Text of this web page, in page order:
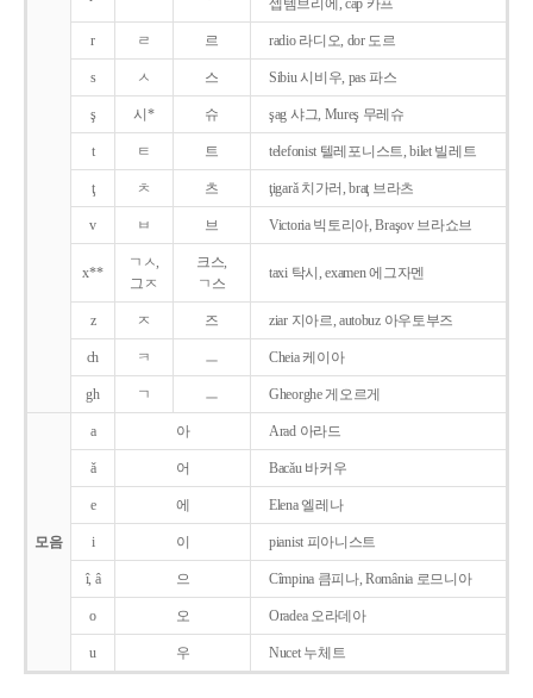
셉템브리에, cap 카프
r ㄹ 르 radio 라디오, dor 도르
s ㅅ 스 Sibiu 시비우, pas 파스
ş 시* 슈 şag 샤그, Mureş 무레슈
t ㅌ 트 telefonist 텔레포니스트, bilet 빌레트
ţ ㅊ 츠 ţigarǎ 치가러, braţ 브라츠
v ㅂ 브 Victoria 빅토리아, Braşov 브라쇼브
x**
ㄱㅅ,
그ㅈ
크스,
ㄱ스
taxi 탁시, examen 에그자멘
z ㅈ 즈 ziar 지아르, autobuz 아우토부즈
ch ㅋ ㅡ Cheia 케이아
gh ㄱ ㅡ Gheorghe 게오르게
모음
a 아 Arad 아라드
ǎ 어 Bacǎu 바커우
e 에 Elena 엘레나
i 이 pianist 피아니스트
î, â 으 Cîmpina 큼피나, România 로므니아
o 오 Oradea 오라데아
u 우 Nucet 누체트